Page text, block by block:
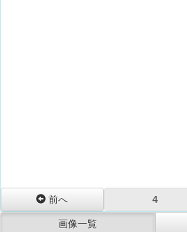
前へ 4
画像一覧